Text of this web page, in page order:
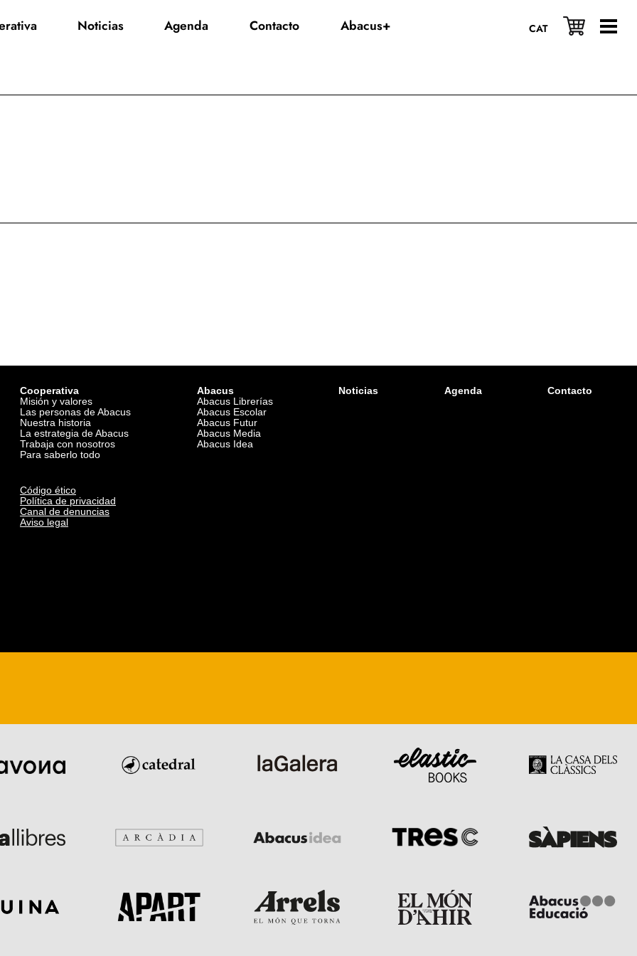
Noticias Agenda Contacto Abacus+ CAT
Cooperativa
Misión y valores
Las personas de Abacus
Nuestra historia
La estrategia de Abacus
Trabaja con nosotros
Para saberlo todo
Código ético
Política de privacidad
Canal de denuncias
Aviso legal
Abacus
Abacus Librerías
Abacus Escolar
Abacus Futur
Abacus Media
Abacus Idea
Noticias Agenda Contacto